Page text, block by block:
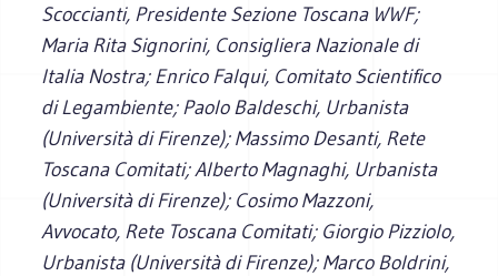
Scoccianti, Presidente Sezione Toscana WWF;
Maria Rita Signorini, Consigliera Nazionale di
Italia Nostra; Enrico Falqui, Comitato Scientifico
di Legambiente; Paolo Baldeschi, Urbanista
(Università di Firenze); Massimo Desanti, Rete
Toscana Comitati; Alberto Magnaghi, Urbanista
(Università di Firenze); Cosimo Mazzoni,
Avvocato, Rete Toscana Comitati; Giorgio Pizziolo,
Urbanista (Università di Firenze); Marco Boldrini,